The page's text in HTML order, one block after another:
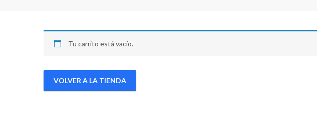
Tu carrito está vacío.
VOLVER A LA TIENDA